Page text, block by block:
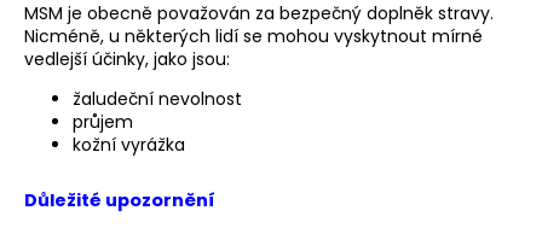
MSM je obecně považován za bezpečný doplněk stravy.
Nicméně, u některých lidí se mohou vyskytnout mírné
vedlejší účinky, jako jsou:
žaludeční nevolnost
průjem
kožní vyrážka
Důležité upozornění